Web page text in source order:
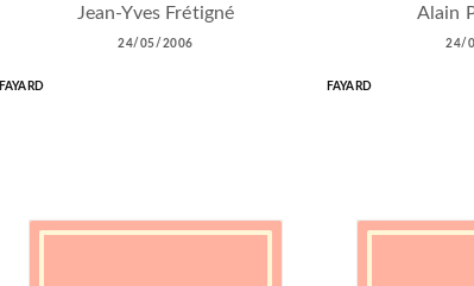
Jean-Yves Frétigné
24/05/2006
FAYARD
Alain
24/
FAYARD